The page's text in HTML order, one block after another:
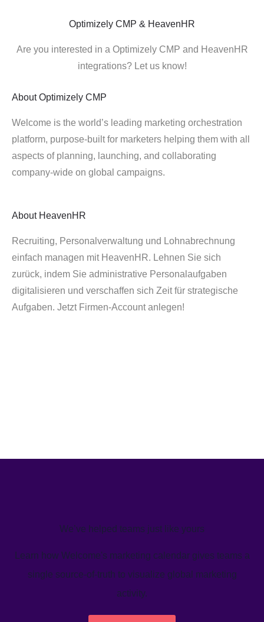
Optimizely CMP & HeavenHR
Are you interested in a Optimizely CMP and HeavenHR
integrations? Let us know!
About Optimizely CMP
Welcome is the world’s leading marketing orchestration
platform, purpose-built for marketers helping them with all
aspects of planning, launching, and collaborating
company-wide on global campaigns.
About HeavenHR
Recruiting, Personalverwaltung und Lohnabrechnung
einfach managen mit HeavenHR. Lehnen Sie sich
zurück, indem Sie administrative Personalaufgaben
digitalisieren und verschaffen sich Zeit für strategische
Aufgaben. Jetzt Firmen-Account anlegen!
We’ve helped teams just like yours
Learn how Welcome's marketing calendar gives teams a
single source-of-truth to visualize global marketing
activity.